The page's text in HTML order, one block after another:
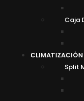
Caja
CLIMATIZACIÓN
Split